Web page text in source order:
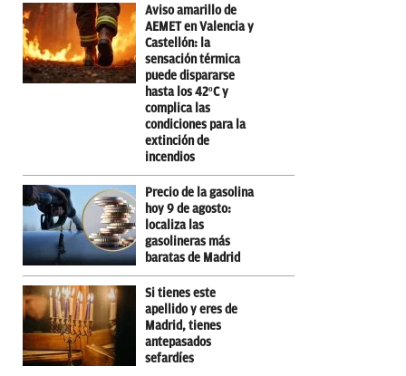
Aviso amarillo de
AEMET en Valencia y
Castellón: la
sensación térmica
puede dispararse
hasta los 42ºC y
complica las
condiciones para la
extinción de
incendios
Precio de la gasolina
hoy 9 de agosto:
localiza las
gasolineras más
baratas de Madrid
Si tienes este
apellido y eres de
Madrid, tienes
antepasados
sefardíes